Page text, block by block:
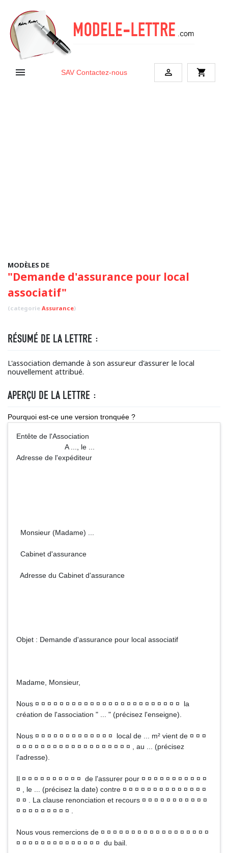
 SAV Contactez-nous  shopping_cart
MODÈLES DE
"Demande d'assurance pour local
associatif"
(categorie Assurance)
RÉSUMÉ DE LA LETTRE :
L'association demande à son assureur d'assurer le local
nouvellement attribué.
APERÇU DE LA LETTRE :
Pourquoi est-ce une version tronquée ?
Entête de l'Association
A ..., le ...
Adresse de l'expéditeur
Monsieur (Madame) ...
Cabinet d'assurance
Adresse du Cabinet d'assurance
Objet : Demande d'assurance pour local associatif
Madame, Monsieur,
Nous ¤ ¤ ¤ ¤ ¤ ¤ ¤ ¤ ¤ ¤ ¤ ¤ ¤ ¤ ¤ ¤ ¤ ¤ ¤ ¤ ¤ ¤ ¤ ¤ la
création de l'association " ... " (précisez l'enseigne).
Nous ¤ ¤ ¤ ¤ ¤ ¤ ¤ ¤ ¤ ¤ ¤ ¤ ¤ local de ... m² vient de ¤ ¤ ¤
¤ ¤ ¤ ¤ ¤ ¤ ¤ ¤ ¤ ¤ ¤ ¤ ¤ ¤ ¤ ¤ ¤ ¤ ¤ , au ... (précisez
l'adresse).
Il ¤ ¤ ¤ ¤ ¤ ¤ ¤ ¤ ¤ ¤ de l'assurer pour ¤ ¤ ¤ ¤ ¤ ¤ ¤ ¤ ¤ ¤ ¤
¤ , le ... (précisez la date) contre ¤ ¤ ¤ ¤ ¤ ¤ ¤ ¤ ¤ ¤ ¤ ¤ ¤ ¤
¤ ¤ . La clause renonciation et recours ¤ ¤ ¤ ¤ ¤ ¤ ¤ ¤ ¤ ¤ ¤
¤ ¤ ¤ ¤ ¤ ¤ ¤ ¤ ¤ .
Nous vous remercions de ¤ ¤ ¤ ¤ ¤ ¤ ¤ ¤ ¤ ¤ ¤ ¤ ¤ ¤ ¤ ¤ ¤ ¤
¤ ¤ ¤ ¤ ¤ ¤ ¤ ¤ ¤ ¤ ¤ ¤ ¤ ¤ du bail.